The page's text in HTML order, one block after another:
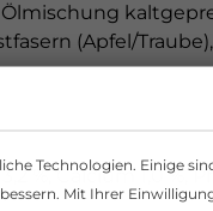
(Apfel/
%, Calcium 1,0
Technologien. Einige
Mit Ihrer